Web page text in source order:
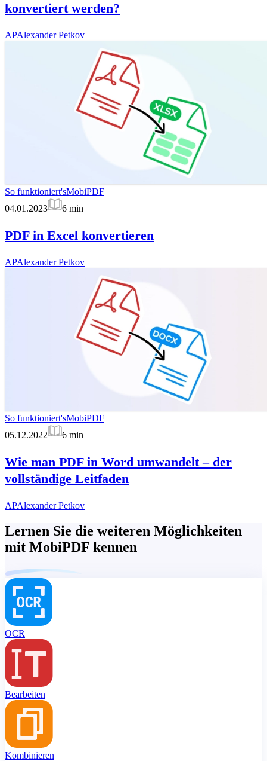
konvertiert werden?
APAlexander Petkov
So funktioniert'sMobiPDF
04.01.2023
6 min
PDF in Excel konvertieren
APAlexander Petkov
So funktioniert'sMobiPDF
05.12.2022
6 min
Wie man PDF in Word umwandelt – der
vollständige Leitfaden
APAlexander Petkov
Lernen Sie die weiteren Möglichkeiten
mit MobiPDF kennen
OCR
Bearbeiten
Kombinieren